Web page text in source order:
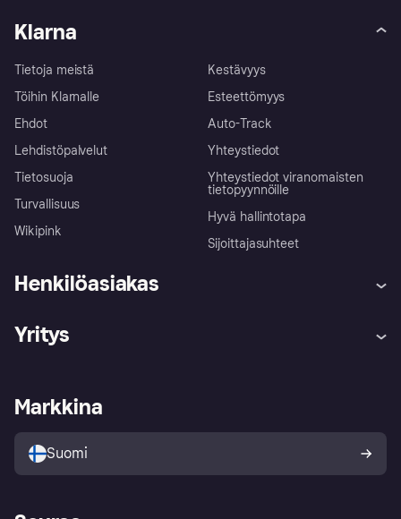
Klarna
Tietoja meistä
Töihin Klarnalle
Ehdot
Lehdistöpalvelut
Tietosuoja
Turvallisuus
Wikipink
Kestävyys
Esteettömyys
Auto-Track
Yhteystiedot
Yhteystiedot viranomaisten
tietopyynnöille
Hyvä hallintotapa
Sijoittajasuhteet
Henkilöasiakas
Ohje
Kirjaudu sisään
Tutustu kauppoihin
Ostajan turva
Yritys
Kirjaudu sisään yrityksenä
Markkina
Suomi